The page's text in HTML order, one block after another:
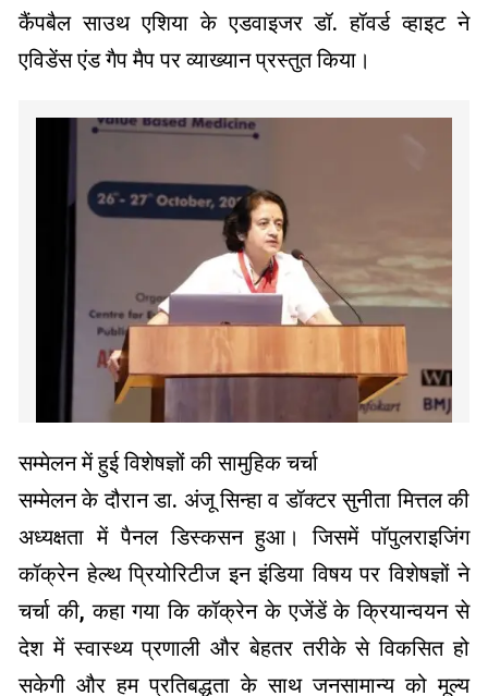
कैंपबैल साउथ एशिया के एडवाइजर डॉ. हॉवर्ड व्हाइट ने
एविडेंस एंड गैप मैप पर व्याख्यान प्रस्तुत किया।
सम्मेलन में हुई विशेषज्ञों की सामुहिक चर्चा
सम्मेलन के दौरान डा. अंजू सिन्हा व डॉक्टर सुनीता मित्तल की
अध्यक्षता में पैनल डिस्कसन हुआ। जिसमें पॉपुलराइजिंग
कॉक्रेन हेल्थ प्रियोरिटीज इन इंडिया विषय पर विशेषज्ञों ने
चर्चा की, कहा गया कि कॉक्रेन के एजेंडें के क्रियान्वयन से
देश में स्वास्थ्य प्रणाली और बेहतर तरीके से विकसित हो
सकेगी और हम प्रतिबद्धता के साथ जनसामान्य को मूल्य